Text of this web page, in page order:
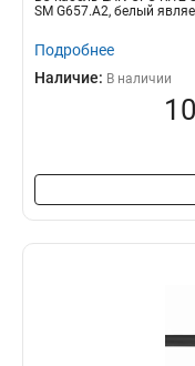
SM G657.A2, белый
Подробнее
Наличие: В наличии